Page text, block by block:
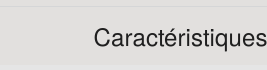
Caractéristiques